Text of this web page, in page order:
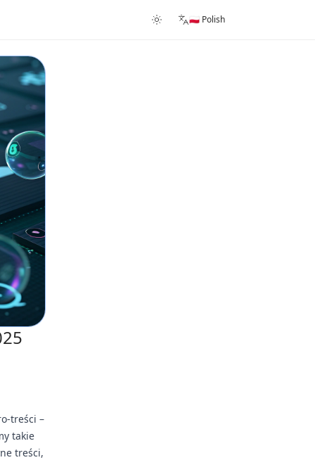
🇵🇱 Polish
treści –
takie
treści,